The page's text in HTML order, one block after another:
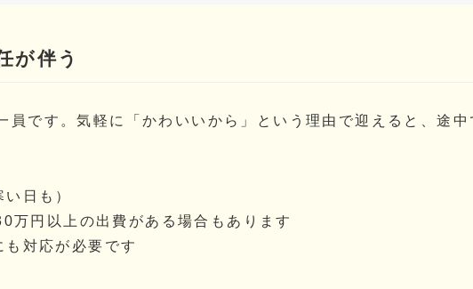
が伴う
です。気軽に「かわいいから」という理由で迎えると、途中
日も）
万円以上の出費がある場合もあります
対応が必要です